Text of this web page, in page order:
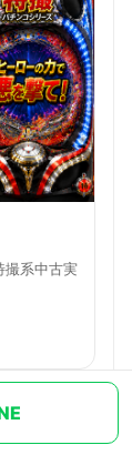
撮系中古実
ズ一覧